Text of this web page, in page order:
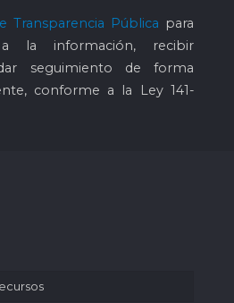
Transparencia Pública para
la información, recibir
seguimiento de forma
conforme a la Ley 141-